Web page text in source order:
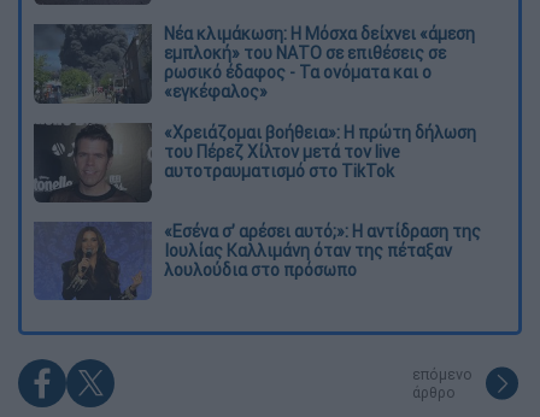
Νέα κλιμάκωση: Η Μόσχα δείχνει «άμεση
εμπλοκή» του ΝΑΤΟ σε επιθέσεις σε
ρωσικό έδαφος - Τα ονόματα και ο
«εγκέφαλος»
«Χρειάζομαι βοήθεια»: Η πρώτη δήλωση
του Πέρεζ Χίλτον μετά τον live
αυτοτραυματισμό στο TikTok
«Εσένα σ’ αρέσει αυτό;»: Η αντίδραση της
Ιουλίας Καλλιμάνη όταν της πέταξαν
λουλούδια στο πρόσωπο
επόμενο
άρθρο